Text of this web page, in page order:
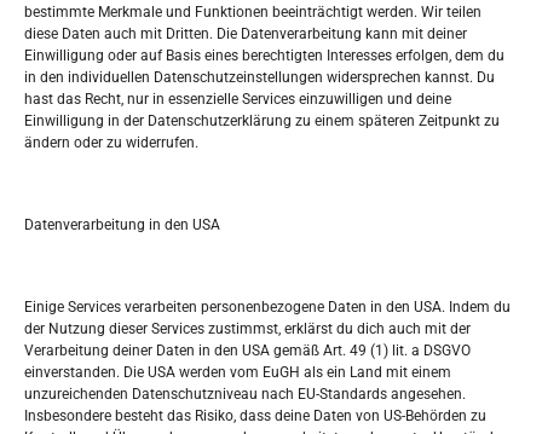
bestimmte Merkmale und Funktionen beeinträchtigt werden. Wir teilen
diese Daten auch mit Dritten. Die Datenverarbeitung kann mit deiner
Einwilligung oder auf Basis eines berechtigten Interesses erfolgen, dem du
in den individuellen Datenschutzeinstellungen widersprechen kannst. Du
hast das Recht, nur in essenzielle Services einzuwilligen und deine
Einwilligung in der Datenschutzerklärung zu einem späteren Zeitpunkt zu
ändern oder zu widerrufen.
Datenverarbeitung in den USA
Einige Services verarbeiten personenbezogene Daten in den USA. Indem du
der Nutzung dieser Services zustimmst, erklärst du dich auch mit der
Verarbeitung deiner Daten in den USA gemäß Art. 49 (1) lit. a DSGVO
einverstanden. Die USA werden vom EuGH als ein Land mit einem
unzureichenden Datenschutzniveau nach EU-Standards angesehen.
Insbesondere besteht das Risiko, dass deine Daten von US-Behörden zu
Pretražite stranicu:
S
e
a
h
M D M D F S S
1
3 4 5 6 7 8